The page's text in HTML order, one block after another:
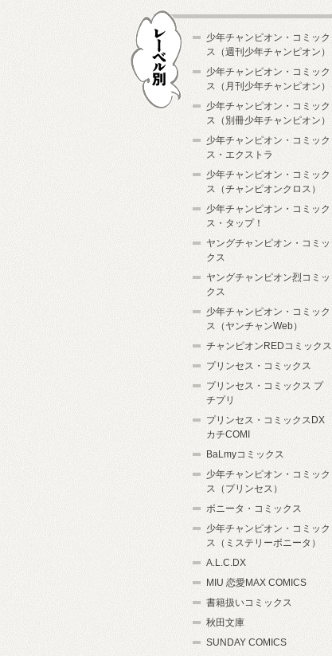
少年チャンピオン・コミック
ス（週刊少年チャンピオン）
少年チャンピオン・コミック
ス（月刊少年チャンピオン）
少年チャンピオン・コミック
ス（別冊少年チャンピオン）
少年チャンピオン・コミック
ス・エクストラ
少年チャンピオン・コミック
ス（チャンピオンクロス）
少年チャンピオン・コミック
ス・タップ！
ヤングチャンピオン・コミッ
クス
ヤングチャンピオン烈コミッ
クス
少年チャンピオン・コミック
ス（ヤンチャンWeb）
チャンピオンREDコミックス
プリンセス・コミックス
プリンセス・コミックス プ
チプリ
プリンセス・コミックスDX
カチCOMI
BaLmyコミックス
少年チャンピオン・コミック
ス（プリンセス）
ボニータ・コミックス
少年チャンピオン・コミック
ス（ミステリーボニータ）
A.L.C.DX
MIU 恋愛MAX COMICS
書籍扱いコミックス
秋田文庫
SUNDAY COMICS